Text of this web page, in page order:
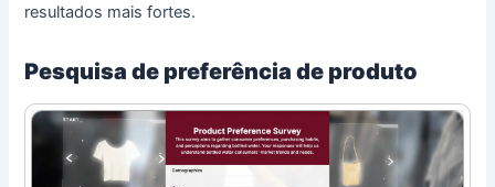
resultados mais fortes.
Pesquisa de preferência de produto